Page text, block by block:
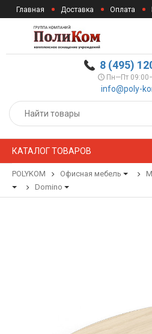
Главная Доставка Оплата
8 (495)
Пн—Пт
info@poly-
КАТАЛОГ ТОВАРОВ
POLYKOM Офисная мебель
Domino